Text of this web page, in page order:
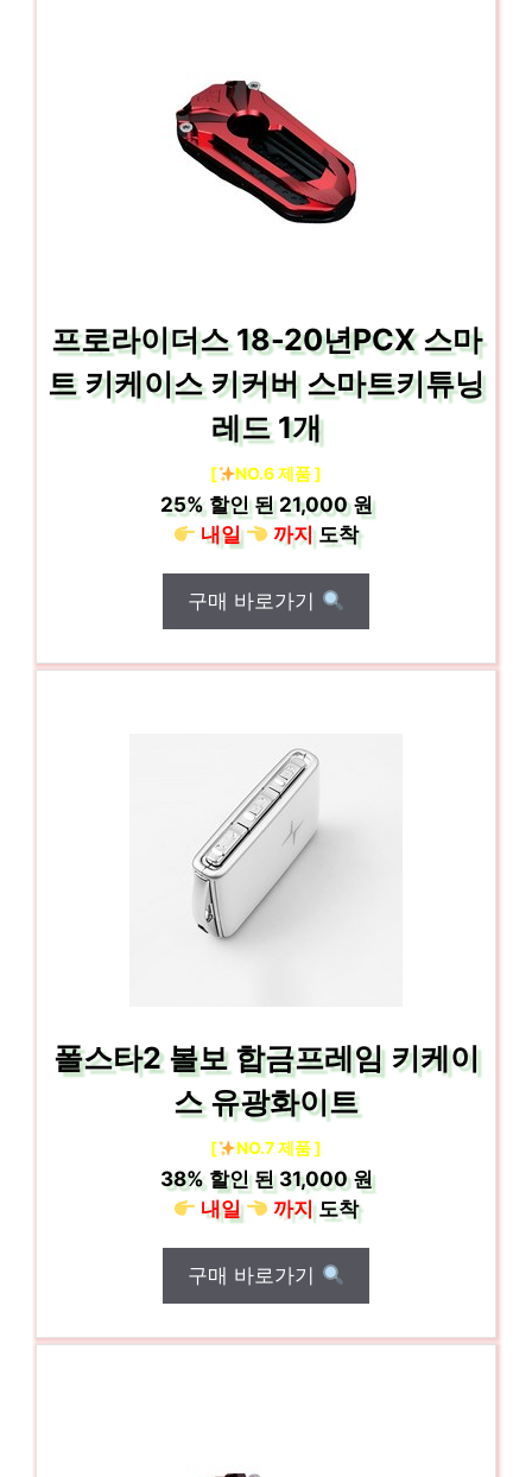
프로라이더스 18-20년PCX 스마
트 키케이스 키커버 스마트키튜닝
레드 1개
[ NO.6 제품 ]
25%할인 된21,000 원
내일
까지도착
구매 바로가기
폴스타2 볼보 합금프레임 키케이
스 유광화이트
[ NO.7 제품 ]
38%할인 된31,000 원
내일
까지도착
구매 바로가기